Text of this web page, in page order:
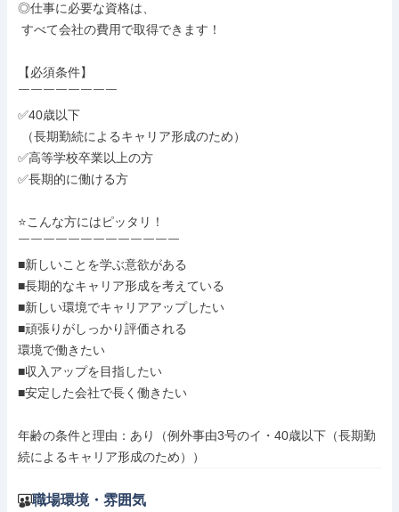
◎仕事に必要な資格は、
【必須条件】
￣￣￣￣￣￣￣￣
✅40歳以下
✅高等学校卒業以上の方
✅長期的に働ける方
⭐こんな方にはピッタリ！
￣￣￣￣￣￣￣￣￣￣￣￣￣
■新しいことを学ぶ意欲がある
■長期的なキャリア形成を考えている
■新しい環境でキャリアアップしたい
■頑張りがしっかり評価される
環境で働きたい
■収入アップを目指したい
■安定した会社で長く働きたい
年齢の条件と理由：あり（例外事由3号のイ・40歳以下（長期勤
続によるキャリア形成のため））
職場環境・雰囲気